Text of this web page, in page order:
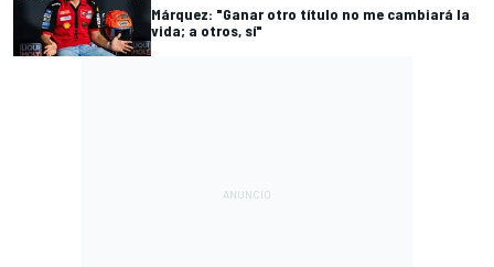
Márquez: "Ganar otro título no me cambiará la
vida; a otros, sí"